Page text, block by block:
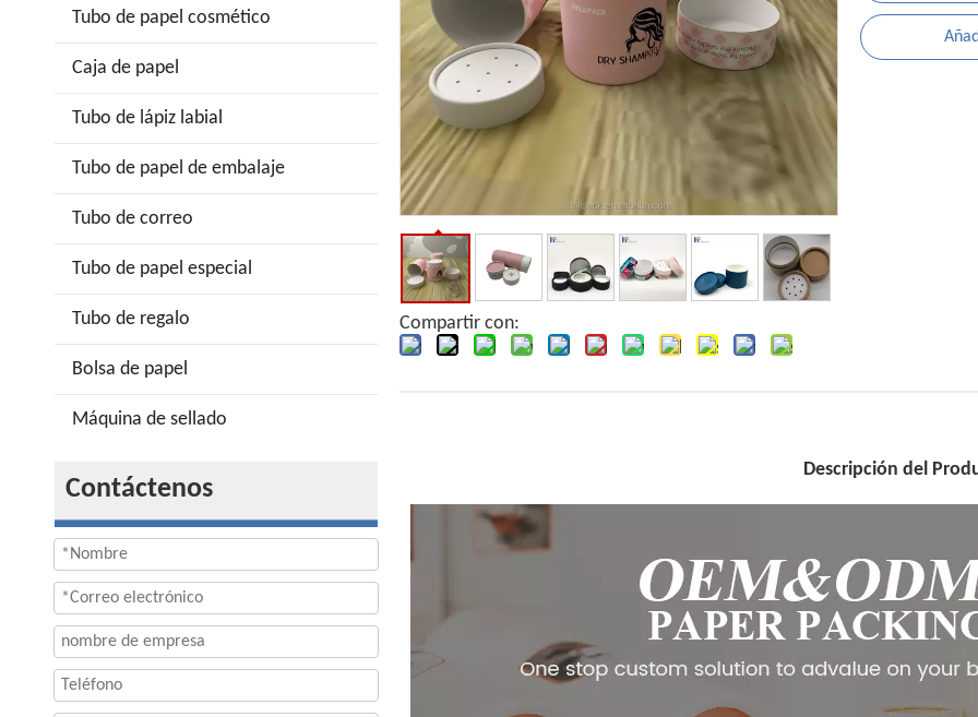
Tubo de papel cosmético
Caja de papel
Tubo de lápiz labial
Tubo de papel de embalaje
Tubo de correo
Tubo de papel especial
Tubo de regalo
Bolsa de papel
Máquina de sellado
Contáctenos
Compartir con:
Descripción del